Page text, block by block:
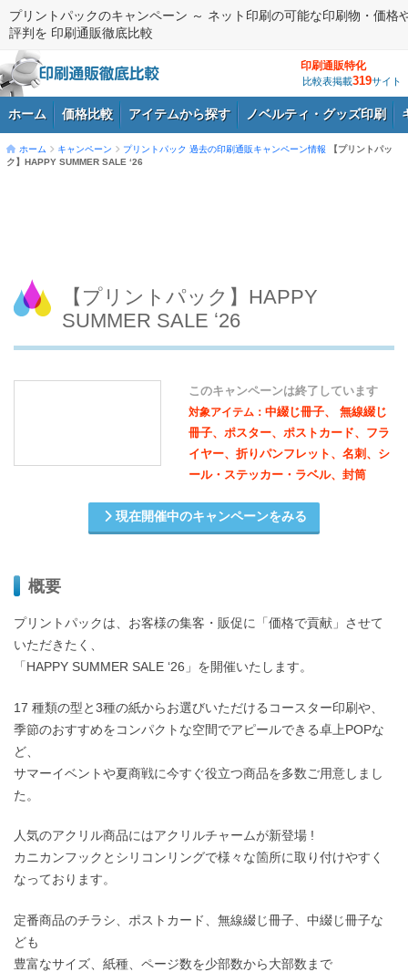
プリントパックのキャンペーン ～ ネット印刷の可能な印刷物・価格
評判を 印刷通販徹底比較
印刷通販特化
比較表掲載319サイト
ホーム 価格比較 アイテムから探す ノベルティ・グッズ印刷
ホーム キャンペーン プリントパック 過去の印刷通販キャンペーン情報
【プリントパッ
ク】HAPPY SUMMER SALE ʻ26
【プリントパック】HAPPY
SUMMER SALE ʻ26
このキャンペーンは終了しています
対象アイテム： 中綴じ冊子、 無線綴じ
冊子、ポスター、ポストカード、フラ
イヤー、折りパンフレット、名刺、シ
ール・ステッカー・ラベル、封筒
現在開催中のキャンペーンをみる
概要
プリントパックは、お客様の集客・販促に「価格で貢献」させて
いただきたく、
「HAPPY SUMMER SALE ʻ26」を開催いたします。
17 種類の型と3種の紙からお選びいただけるコースター印刷や、
季節のおすすめをコンパクトな空間でアピールできる卓上POPな
ど、
サマーイベントや夏商戦に今すぐ役立つ商品を多数ご用意しまし
た。
人気のアクリル商品にはアクリルチャームが新登場 !
カニカンフックとシリコンリングで様々な箇所に取り付けやすく
なっております。
定番商品のチラシ、ポストカード、無線綴じ冊子、中綴じ冊子な
ども
豊富なサイズ、紙種、ページ数を少部数から大部数まで